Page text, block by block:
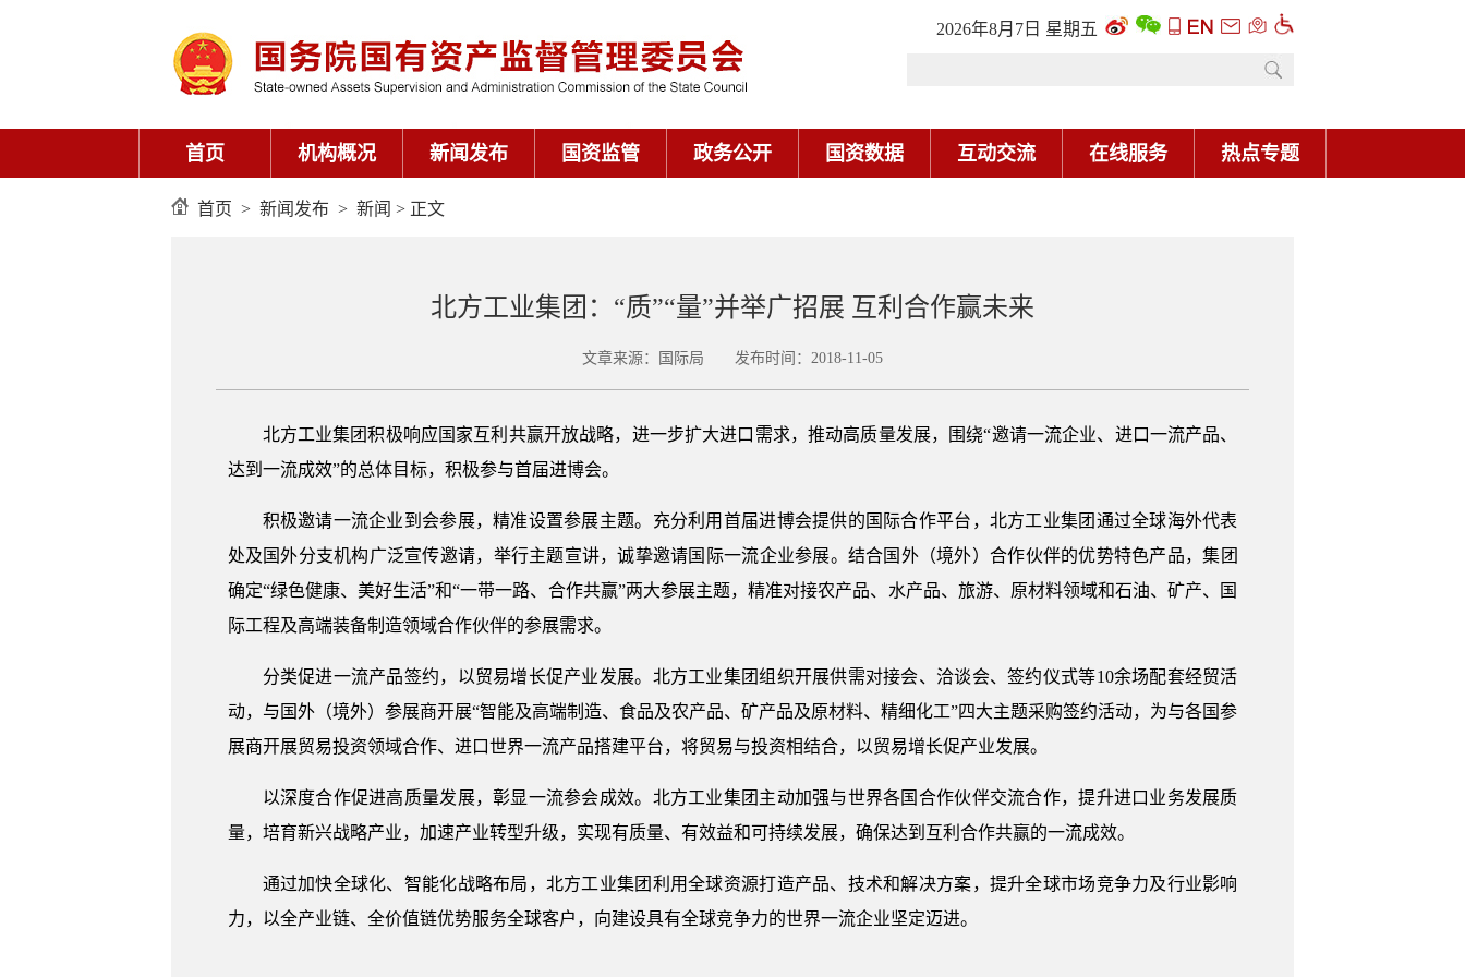
2026年8月7日 星期五
首页 机构概况 新闻发布 国资监管 政务公开 国资数据 互动交流 在线服务 热点专题
首页 > 新闻发布 > 新闻 > 正文
北方工业集团：“质”“量”并举广招展 互利合作赢未来
文章来源：国际局 发布时间：2018-11-05
北方工业集团积极响应国家互利共赢开放战略，进一步扩大进口需求，推动高质量发展，围绕“邀请一流企业、进口一流产品、
达到一流成效”的总体目标，积极参与首届进博会。
积极邀请一流企业到会参展，精准设置参展主题。充分利用首届进博会提供的国际合作平台，北方工业集团通过全球海外代表
处及国外分支机构广泛宣传邀请，举行主题宣讲，诚挚邀请国际一流企业参展。结合国外（境外）合作伙伴的优势特色产品，集团
确定“绿色健康、美好生活”和“一带一路、合作共赢”两大参展主题，精准对接农产品、水产品、旅游、原材料领域和石油、矿产、国
际工程及高端装备制造领域合作伙伴的参展需求。
分类促进一流产品签约，以贸易增长促产业发展。北方工业集团组织开展供需对接会、洽谈会、签约仪式等10余场配套经贸活
动，与国外（境外）参展商开展“智能及高端制造、食品及农产品、矿产品及原材料、精细化工”四大主题采购签约活动，为与各国参
展商开展贸易投资领域合作、进口世界一流产品搭建平台，将贸易与投资相结合，以贸易增长促产业发展。
以深度合作促进高质量发展，彰显一流参会成效。北方工业集团主动加强与世界各国合作伙伴交流合作，提升进口业务发展质
量，培育新兴战略产业，加速产业转型升级，实现有质量、有效益和可持续发展，确保达到互利合作共赢的一流成效。
通过加快全球化、智能化战略布局，北方工业集团利用全球资源打造产品、技术和解决方案，提升全球市场竞争力及行业影响
力，以全产业链、全价值链优势服务全球客户，向建设具有全球竞争力的世界一流企业坚定迈进。